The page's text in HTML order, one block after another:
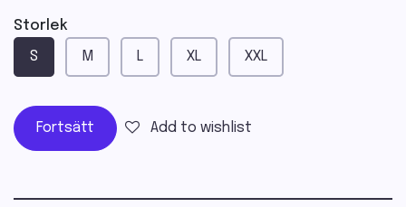
Storlek
S
M L XL XXL
Fortsätt Add to wishlist